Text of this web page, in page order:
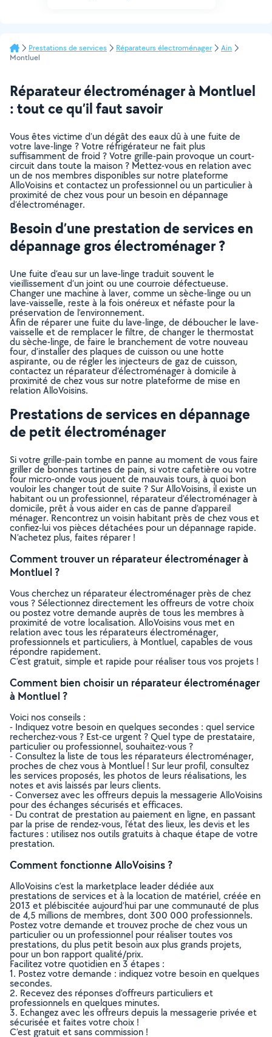
Prestations de services Réparateurs électroménager
Ain
Montluel
Réparateur électroménager à Montluel
: tout ce qu’il faut savoir
Vous êtes victime d’un dégât des eaux dû à une fuite de
votre lave-linge ? Votre réfrigérateur ne fait plus
suffisamment de froid ? Votre grille-pain provoque un court-
circuit dans toute la maison ? Mettez-vous en relation avec
un de nos membres disponibles sur notre plateforme
AlloVoisins et contactez un professionnel ou un particulier à
proximité de chez vous pour un besoin en dépannage
d’électroménager.
Besoin d’une prestation de services en
dépannage gros électroménager ?
Une fuite d’eau sur un lave-linge traduit souvent le
vieillissement d’un joint ou une courroie défectueuse.
Changer une machine à laver, comme un sèche-linge ou un
lave-vaisselle, reste à la fois onéreux et néfaste pour la
préservation de l’environnement.
Afin de réparer une fuite du lave-linge, de déboucher le lave-
vaisselle et de remplacer le filtre, de changer le thermostat
du sèche-linge, de faire le branchement de votre nouveau
four, d’installer des plaques de cuisson ou une hotte
aspirante, ou de régler les injecteurs de gaz de cuisson,
contactez un réparateur d’électroménager à domicile à
proximité de chez vous sur notre plateforme de mise en
relation AlloVoisins.
Prestations de services en dépannage
de petit électroménager
Si votre grille-pain tombe en panne au moment de vous faire
griller de bonnes tartines de pain, si votre cafetière ou votre
four micro-onde vous jouent de mauvais tours, à quoi bon
vouloir les changer tout de suite ? Sur AlloVoisins, il existe un
habitant ou un professionnel, réparateur d’électroménager à
domicile, prêt à vous aider en cas de panne d’appareil
ménager. Rencontrez un voisin habitant près de chez vous et
confiez-lui vos pièces détachées pour un dépannage rapide.
N’achetez plus, faites réparer !
Comment trouver un réparateur électroménager à
Montluel ?
Vous cherchez un réparateur électroménager près de chez
vous ? Sélectionnez directement les offreurs de votre choix
ou postez votre demande auprès de tous les membres à
proximité de votre localisation. AlloVoisins vous met en
relation avec tous les réparateurs électroménager,
professionnels et particuliers, à Montluel, capables de vous
répondre rapidement.
C’est gratuit, simple et rapide pour réaliser tous vos projets !
Comment bien choisir un réparateur électroménager
à Montluel ?
Voici nos conseils :
- Indiquez votre besoin en quelques secondes : quel service
recherchez-vous ? Est-ce urgent ? Quel type de prestataire,
particulier ou professionnel, souhaitez-vous ?
- Consultez la liste de tous les réparateurs électroménager,
proches de chez vous à Montluel ! Sur leur profil, consultez
les services proposés, les photos de leurs réalisations, les
notes et avis laissés par leurs clients.
- Conversez avec les offreurs depuis la messagerie AlloVoisins
pour des échanges sécurisés et efficaces.
- Du contrat de prestation au paiement en ligne, en passant
par la prise de rendez-vous, l’état des lieux, les devis et les
factures : utilisez nos outils gratuits à chaque étape de votre
prestation.
Comment fonctionne AlloVoisins ?
AlloVoisins c’est la marketplace leader dédiée aux
prestations de services et à la location de matériel, créée en
2013 et plébiscitée aujourd’hui par une communauté de plus
de 4,5 millions de membres, dont 300 000 professionnels.
Postez votre demande et trouvez proche de chez vous un
particulier ou un professionnel pour réaliser toutes vos
prestations, du plus petit besoin aux plus grands projets,
pour un bon rapport qualité/prix.
Facilitez votre quotidien en 3 étapes :
1. Postez votre demande : indiquez votre besoin en quelques
secondes.
2. Recevez des réponses d’offreurs particuliers et
professionnels en quelques minutes.
3. Echangez avec les offreurs depuis la messagerie privée et
sécurisée et faites votre choix !
C’est gratuit et sans commission !